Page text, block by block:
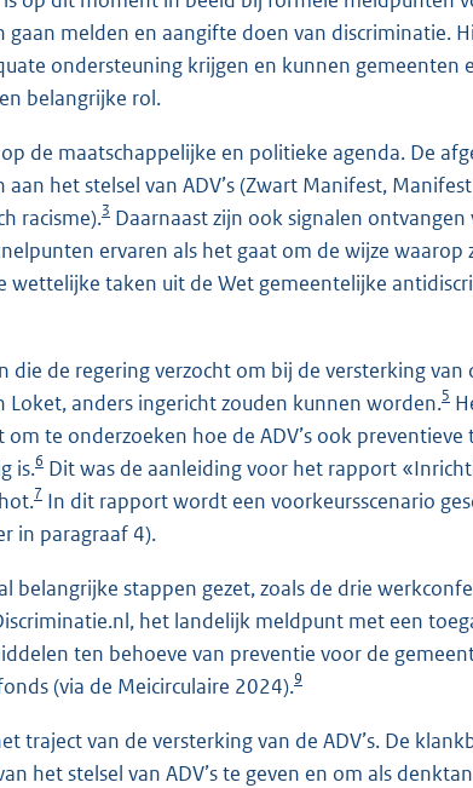
melden en aangifte doen van discriminatie.
ondersteuning krijgen en kunnen gemeenten
belangrijke rol.
de maatschappelijke en politieke agenda. De
het stelsel van ADV’s (Zwart Manifest,
racisme).3 Daarnaast zijn ook signalen
ervaren als het gaat om de wijze
taken uit de Wet gemeentelijke
de regering verzocht om bij de versterking van
Loket, anders ingericht zouden kunnen worden.5
te onderzoeken hoe de ADV’s ook
is.6 Dit was de aanleiding voor het rapport
7 In dit rapport wordt een voorkeursscenario
in paragraaf 4).
belangrijke stappen gezet, zoals de drie
het landelijk meldpunt met een
ten behoeve van preventie voor de
(via de Meicirculaire 2024).9
traject van de versterking van de ADV’s. De
het stelsel van ADV’s te geven en om als